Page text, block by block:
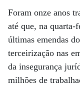
Foram onze anos
até que, na quarta-
últimas emendas
terceirização nas
da insegurança
milhões de